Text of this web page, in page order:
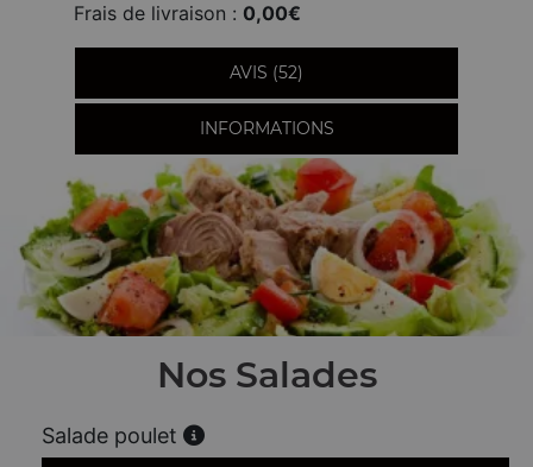
Frais de livraison : 0,00€
AVIS (52)
INFORMATIONS
Nos Salades
Salade poulet